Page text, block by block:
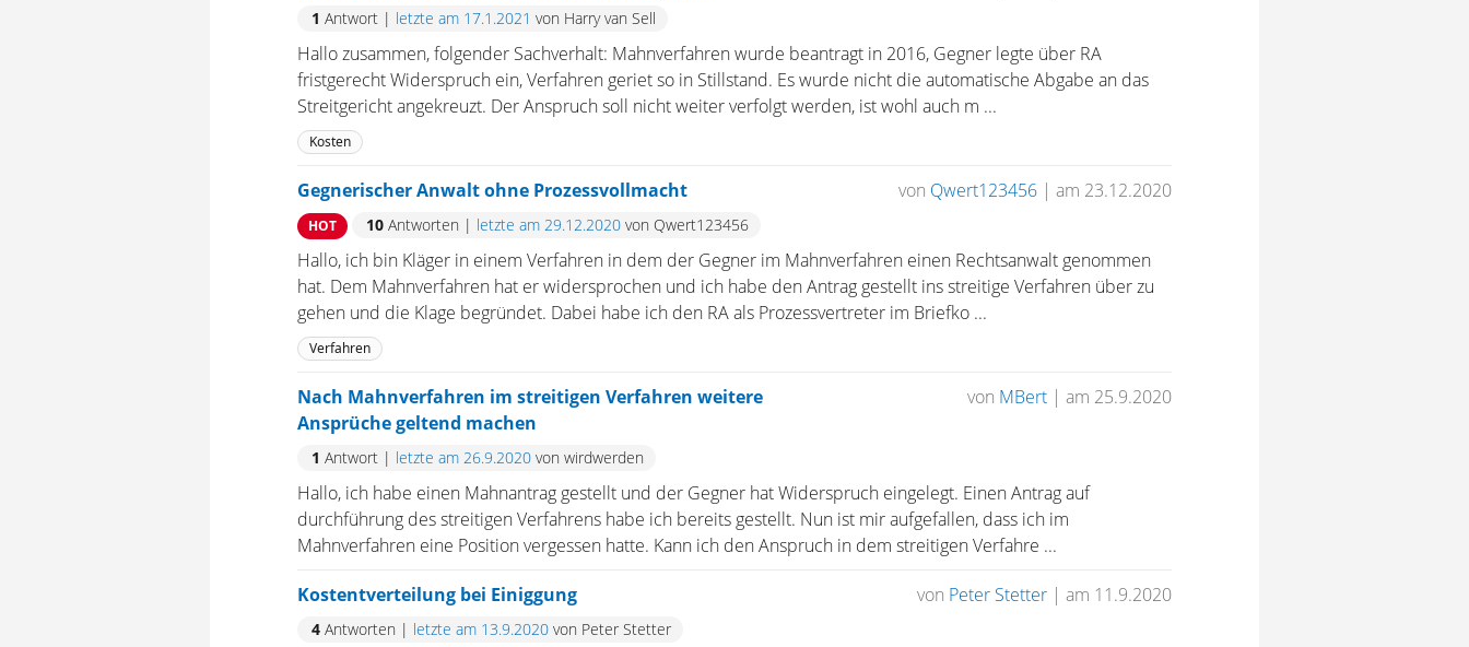
1 Antwort | letzte am 17.1.2021 von Harry van Sell
Hallo zusammen, folgender Sachverhalt: Mahnverfahren wurde beantragt in 2016, Gegner legte über RA
fristgerecht Widerspruch ein, Verfahren geriet so in Stillstand. Es wurde nicht die automatische Abgabe an das
Streitgericht angekreuzt. Der Anspruch soll nicht weiter verfolgt werden, ist wohl auch m ...
Kosten
Gegnerischer Anwalt ohne Prozessvollmacht von Qwert123456 | am 23.12.2020
HOT 10 Antworten | letzte am 29.12.2020 von Qwert123456
Hallo, ich bin Kläger in einem Verfahren in dem der Gegner im Mahnverfahren einen Rechtsanwalt genommen
hat. Dem Mahnverfahren hat er widersprochen und ich habe den Antrag gestellt ins streitige Verfahren über zu
gehen und die Klage begründet. Dabei habe ich den RA als Prozessvertreter im Briefko ...
Verfahren
Nach Mahnverfahren im streitigen Verfahren weitere
Ansprüche geltend machen
von MBert | am 25.9.2020
1 Antwort | letzte am 26.9.2020 von wirdwerden
Hallo, ich habe einen Mahnantrag gestellt und der Gegner hat Widerspruch eingelegt. Einen Antrag auf
durchführung des streitigen Verfahrens habe ich bereits gestellt. Nun ist mir aufgefallen, dass ich im
Mahnverfahren eine Position vergessen hatte. Kann ich den Anspruch in dem streitigen Verfahre ...
Kostentverteilung bei Einiggung von Peter Stetter | am 11.9.2020
4 Antworten | letzte am 13.9.2020 von Peter Stetter